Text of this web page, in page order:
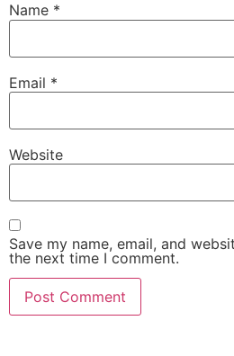
Name *
Email *
Website
Save my name, email, and
the next time I comment.